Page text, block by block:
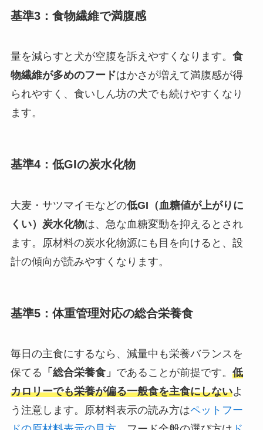
基準3：食物繊維で満腹感
量を減らすと犬が空腹を訴えやすくなります。 食
物繊維が多めのフードはかさが増えて満腹感が得
られやすく、食いしん坊の犬でも続けやすくなり
ます。
基準4：低GIの炭水化物
大麦・サツマイモなどの低GI（血糖値が上がりに
くい）炭水化物は、急な血糖変動を抑えるとされ
ます。原材料の炭水化物源にも目を向けると、設
計の傾向が読みやすくなります。
基準5：体重管理対応の総合栄養食
毎日の主食にするなら、減量中も栄養バランスを
保てる 「総合栄養食」 であることが前提です。 低
カロリーでも栄養が偏る一般食を主食にしないよ
う注意します。原材料表示の読み方はペットフー